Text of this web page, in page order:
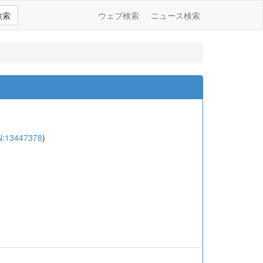
索 ウェブ検索 ニュース検索
)